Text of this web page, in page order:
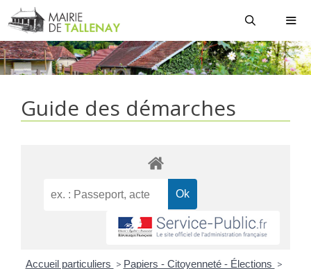
Aller
au
contenu
Guide des démarches
Accueil particuliers > Papiers - Citoyenneté - Élections >